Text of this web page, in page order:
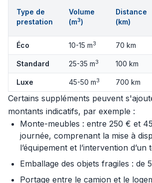
Type de
prestation
Volume
(m3)
Distance
(km)
Éco 10-15 m3 70 km
Standard 25-35 m3 100 km
Luxe 45-50 m3 700 km
Certains suppléments peuvent
montants indicatifs, par exemple :
Monte-meubles : entre 250 € et
journée, comprenant la mise à
l’équipement et l’intervention d’un
Emballage des objets fragiles : de
Portage entre le camion et le